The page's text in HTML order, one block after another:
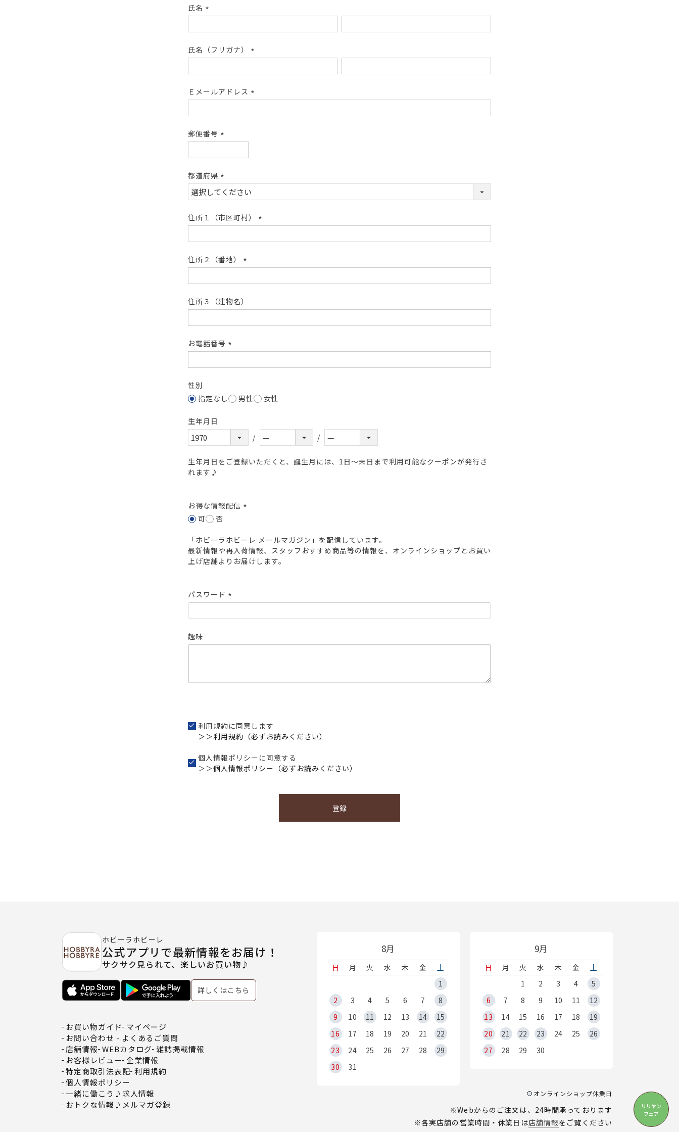
リリヤン
フェア
氏名
須)
氏名（フリガナ）
須)
Ｅメールアドレス
須)
郵便番号
須)
都道府県
(必
須)
住所１（市区町村）
須)
住所２（番地）
須)
住所３（建物名）
お電話番号
須)
性別
指定なし
男性 女性
生年月日
生年月日をご登録いただくと、誕生月には、1日～末日まで利用可能なクーポンが発行さ
れます♪
お得な情報配信
可 否
「ホビーラホビーレ メールマガジン」を配信しています。
最新情報や再入荷情報、スタッフおすすめ商品等の情報を、オンラインショップとお買い
上げ店舗よりお届けします。
パスワード
須)
趣味
利用規約に同意します
＞＞利用規約（必ずお読みください）
個人情報ポリシーに同意する
＞＞個人情報ポリシー（必ずお読みください）
登録
8月
日 月 火 水 木 金
土
1
2
3 4 5 6 7
8
9
10 11 12 13 14
15
16
17 18 19 20 21
22
23
24 25 26 27 28
29
30
31
9月
日 月 火 水 木 金
土
1
2 3 4
5
6
7 8 9 10 11
12
13
14 15 16 17 18
19
20
21 22 23 24 25
26
27
28 29 30
オンラインショップ休業日
※Webからのご注文は、24時間承っております
※各実店舗の営業時間・休業日は店舗情報をご覧ください
ホビーラホビーレ
公式アプリで最新情報をお届け！
サクサク見られて、楽しいお買い物♪
詳しくはこちら
お買い物ガイド マイページ
お問い合わせ - よくあるご質問
店舗情報 WEBカタログ 雑誌掲載情報
お客様レビュー 企業情報
特定商取引法表記 利用規約
個人情報ポリシー
一緒に働こう♪求人情報
おトクな情報♪メルマガ登録